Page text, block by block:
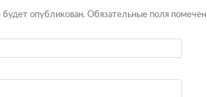
будет опубликован. Обязательные поля